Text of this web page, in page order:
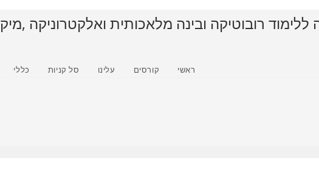
ללימוד רובוטיקה ובינה מלאכותית ואלקטרוניקה
ראשי קורסים עלינו סל קניות כללי